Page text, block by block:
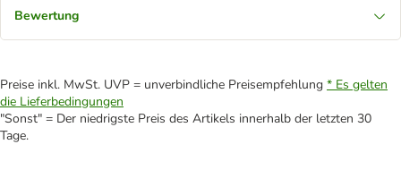
Bewertung
Preise inkl. MwSt. UVP = unverbindliche Preisempfehlung * Es gelten
die Lieferbedingungen
"Sonst" = Der niedrigste Preis des Artikels innerhalb der letzten 30
Tage.